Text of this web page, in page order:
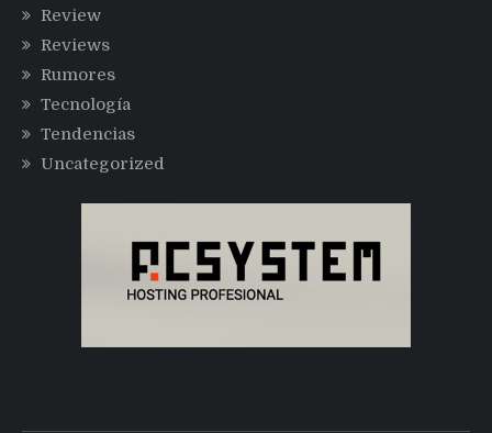
Review
Reviews
Rumores
Tecnología
Tendencias
Uncategorized